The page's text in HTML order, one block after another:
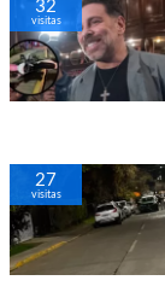
visitas
27
visitas